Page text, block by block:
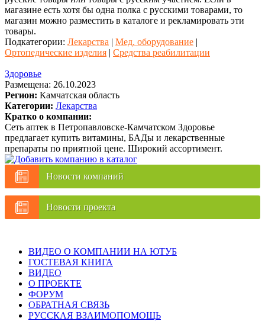
магазине есть хотя бы одна полка с русскими товарами, то
магазин можно разместить в каталоге и рекламировать эти
товары.
Подкатегории: Лекарства | Мед. оборудование |
Ортопедические изделия | Средства реабилитации
Здоровье
Размещена: 26.10.2023
Регион: Камчатская область
Категории: Лекарства
Кратко о компании:
Сеть аптек в Петропавловске-Камчатском Здоровье
предлагает купить витамины, БАДы и лекарственные
препараты по приятной цене. Широкий ассортимент.
Новости компаний
Новости проекта
ВИДЕО О КОМПАНИИ НА ЮТУБ
ГОСТЕВАЯ КНИГА
ВИДЕО
О ПРОЕКТЕ
ФОРУМ
ОБРАТНАЯ СВЯЗЬ
РУССКАЯ ВЗАИМОПОМОЩЬ